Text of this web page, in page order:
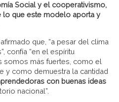
Social y el cooperativismo,
lo que este modelo aporta y
que, “a pesar del clima
confía “en el espíritu
somos más fuertes, como el
y como demuestra la cantidad
con buenas ideas
nacional”.